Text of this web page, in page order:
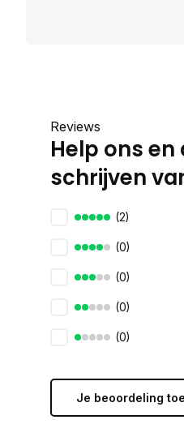
Reviews
Help ons
schrijven
(2)
(0)
(0)
(0)
(0)
Je beoordeling